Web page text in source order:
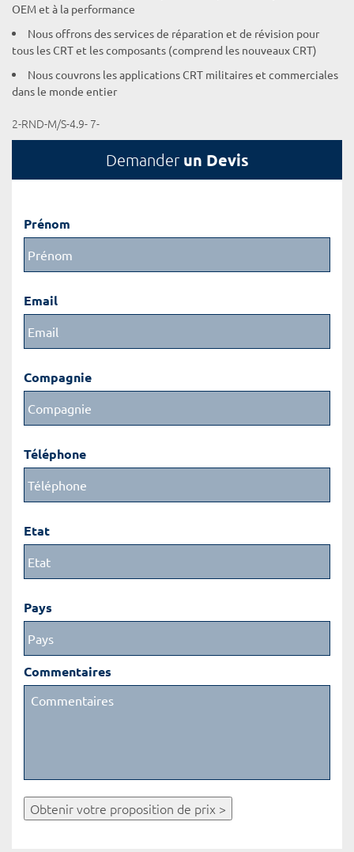
OEM et à la performance
Nous offrons des services de réparation et de révision pour
tous les CRT et les composants (comprend les nouveaux CRT)
Nous couvrons les applications CRT militaires et commerciales
dans le monde entier
2-RND-M/S-4.9- 7-
Demander un Devis
Prénom
Email
Compagnie
Téléphone
Etat
Pays
Commentaires
Obtenir votre proposition de prix >